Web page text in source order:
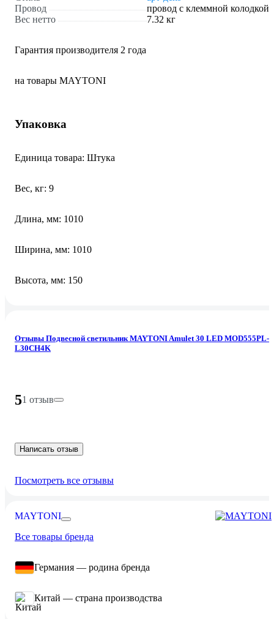
Провод
провод с клеммной колодкой
Вес нетто
7.32 кг
Гарантия производителя 2 года
на товары MAYTONI
Упаковка
Единица товара: Штука
Вес, кг: 9
Длина, мм: 1010
Ширина, мм: 1010
Высота, мм: 150
Отзывы Подвесной светильник MAYTONI Amulet 30 LED MOD555PL-
L30CH4K
51 отзыв
Написать отзыв
Посмотреть все отзывы
MAYTONI
Все товары бренда
Германия — родина бренда
Китай — страна производства